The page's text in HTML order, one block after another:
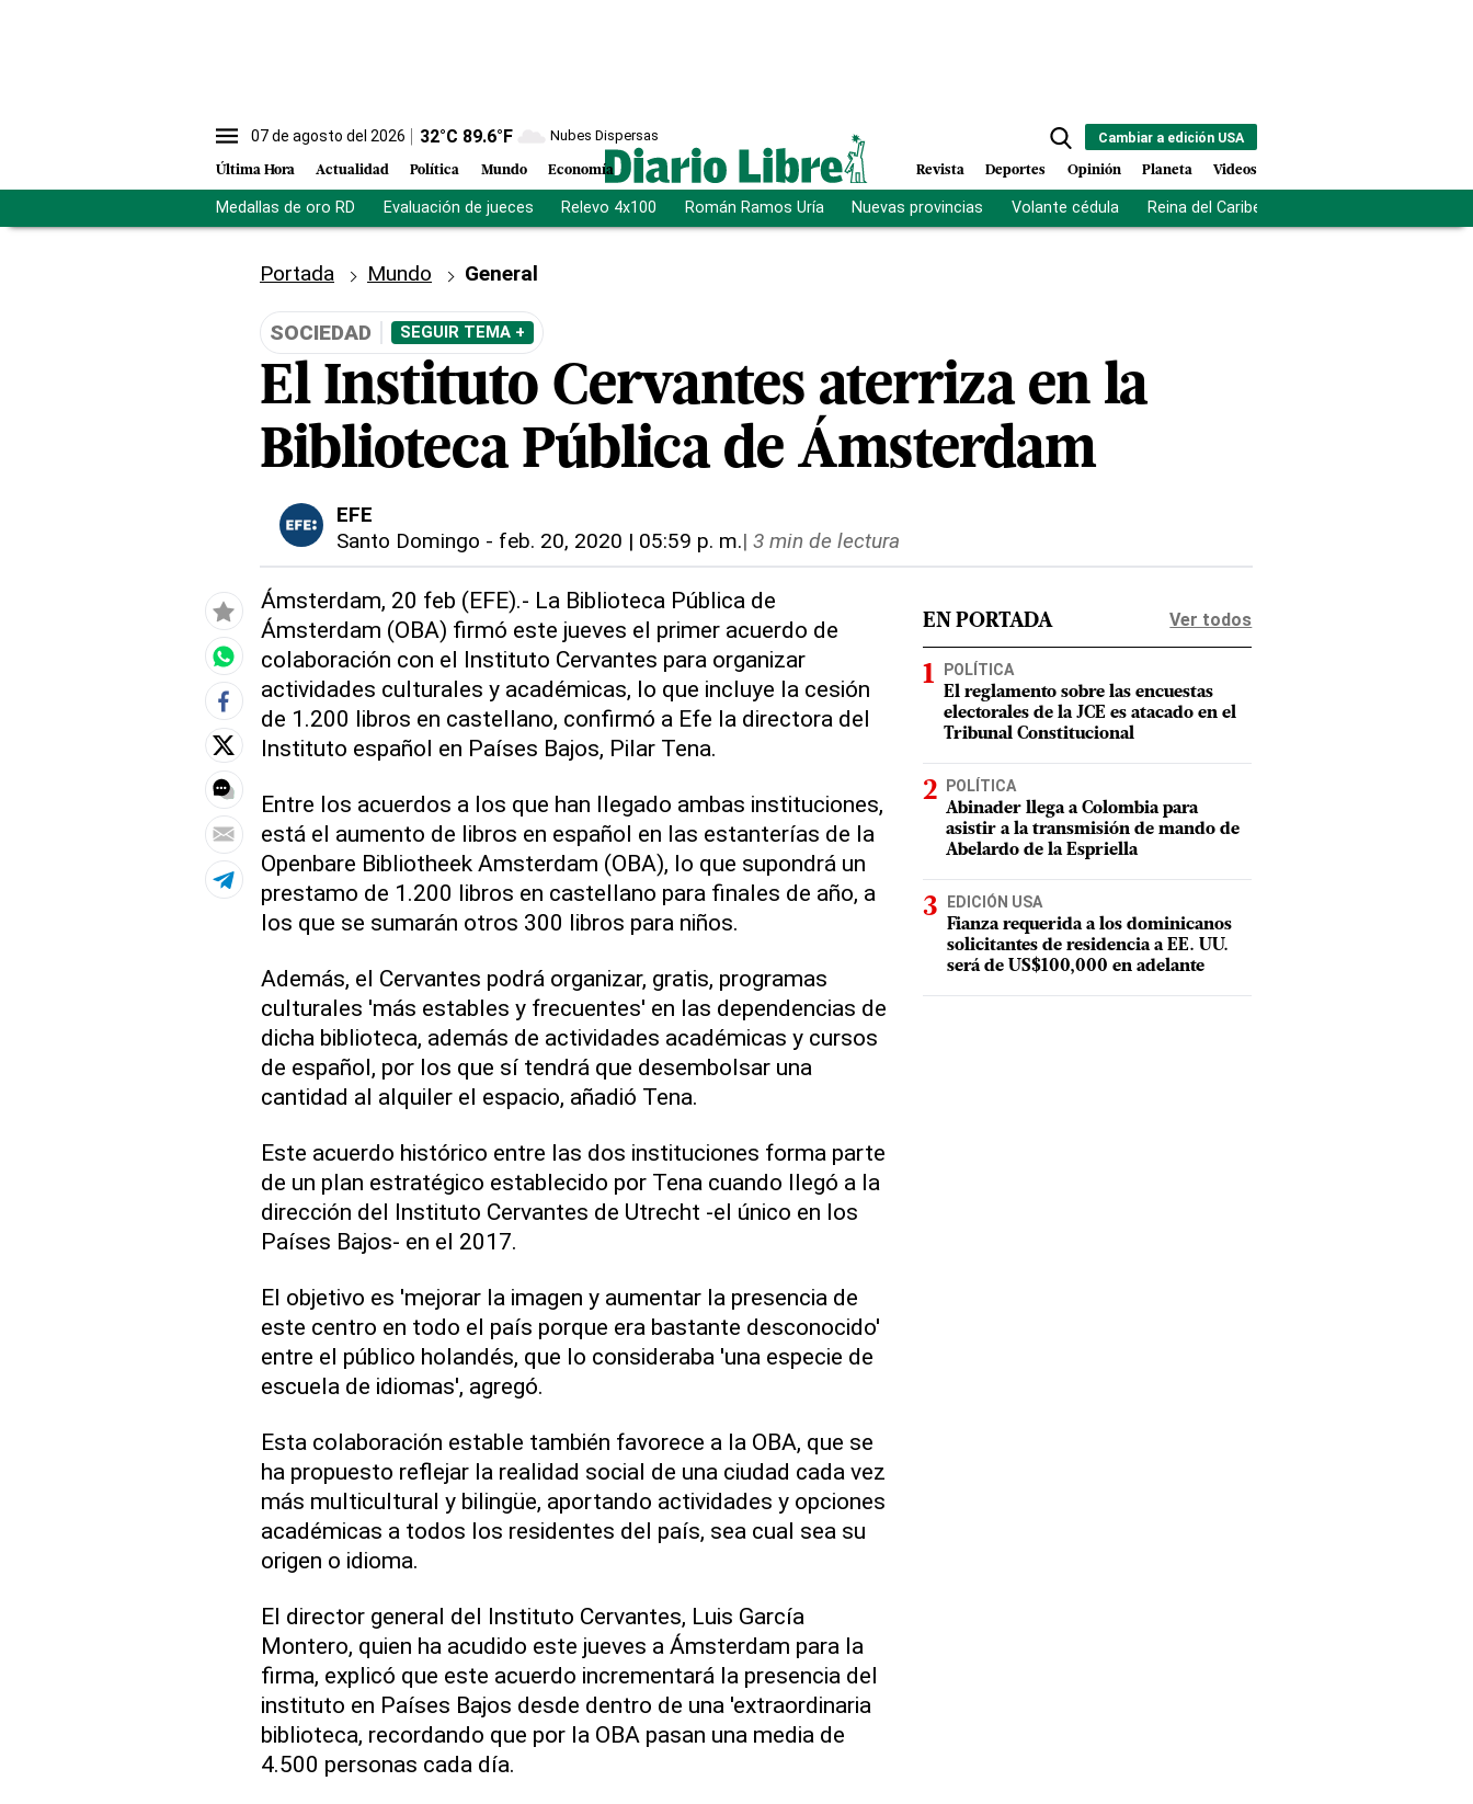
07 de agosto del 2026 32°C 89.6°F Nubes Dispersas
Última Hora Actualidad Política Mundo Economía
Cambiar a edición USA
Revista Deportes Opinión Planeta Videos
Medallas de oro RD Evaluación de jueces Relevo 4x100 Román Ramos Uría Nuevas provincias Volante cédula Reina del Caribe
Portada Mundo General
SOCIEDAD SEGUIR TEMA +
El Instituto Cervantes aterriza en la
Biblioteca Pública de Ámsterdam
EFE
Santo Domingo - feb. 20, 2020 | 05:59 p. m.| 3 min de lectura
Ámsterdam, 20 feb (EFE).- La Biblioteca Pública de
Ámsterdam (OBA) firmó este jueves el primer acuerdo de
colaboración con el Instituto Cervantes para organizar
actividades culturales y académicas, lo que incluye la cesión
de 1.200 libros en castellano, confirmó a Efe la directora del
Instituto español en Países Bajos, Pilar Tena.
Entre los acuerdos a los que han llegado ambas instituciones,
está el aumento de libros en español en las estanterías de la
Openbare Bibliotheek Amsterdam (OBA), lo que supondrá un
prestamo de 1.200 libros en castellano para finales de año, a
los que se sumarán otros 300 libros para niños.
Además, el Cervantes podrá organizar, gratis, programas
culturales 'más estables y frecuentes' en las dependencias de
dicha biblioteca, además de actividades académicas y cursos
de español, por los que sí tendrá que desembolsar una
cantidad al alquiler el espacio, añadió Tena.
Este acuerdo histórico entre las dos instituciones forma parte
de un plan estratégico establecido por Tena cuando llegó a la
dirección del Instituto Cervantes de Utrecht -el único en los
Países Bajos- en el 2017.
El objetivo es 'mejorar la imagen y aumentar la presencia de
este centro en todo el país porque era bastante desconocido'
entre el público holandés, que lo consideraba 'una especie de
escuela de idiomas', agregó.
Esta colaboración estable también favorece a la OBA, que se
ha propuesto reflejar la realidad social de una ciudad cada vez
más multicultural y bilingüe, aportando actividades y opciones
académicas a todos los residentes del país, sea cual sea su
origen o idioma.
El director general del Instituto Cervantes, Luis García
Montero, quien ha acudido este jueves a Ámsterdam para la
firma, explicó que este acuerdo incrementará la presencia del
instituto en Países Bajos desde dentro de una 'extraordinaria
biblioteca, recordando que por la OBA pasan una media de
4.500 personas cada día.
EN PORTADA Ver todos
POLÍTICA
El reglamento sobre las encuestas
electorales de la JCE es atacado en el
Tribunal Constitucional
POLÍTICA
Abinader llega a Colombia para
asistir a la transmisión de mando de
Abelardo de la Espriella
EDICIÓN USA
Fianza requerida a los dominicanos
solicitantes de residencia a EE. UU.
será de US$100,000 en adelante